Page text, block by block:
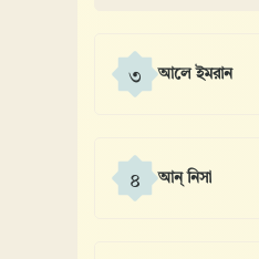
৩ আলে ইমরান
৪ আন্ নিসা